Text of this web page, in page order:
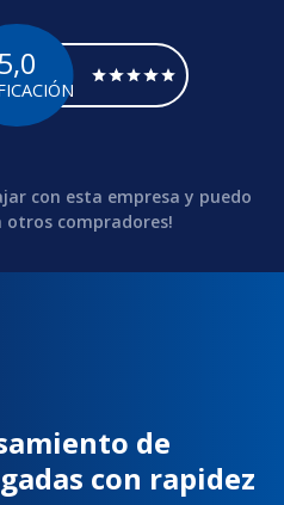
5,0
con esta empresa y puedo
otros compradores!
de
con rapidez